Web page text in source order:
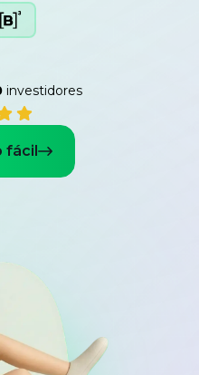
investidores
fácil